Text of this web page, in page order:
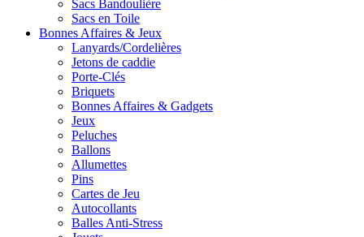
Sacs Bandoulière
Sacs en Toile
Bonnes Affaires & Jeux
Lanyards/Cordelières
Jetons de caddie
Porte-Clés
Briquets
Bonnes Affaires & Gadgets
Jeux
Peluches
Ballons
Allumettes
Pins
Cartes de Jeu
Autocollants
Balles Anti-Stress